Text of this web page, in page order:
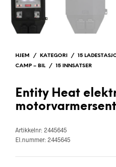
HJEM / KATEGORI / 15
CAMP – BIL
/ 15 INNSATSER
Entity Heat
Artikkelnr: 2445645
El.nummer: 2445645